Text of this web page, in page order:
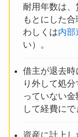
耐用年数は
もとにした
わしくは内部
い）。
借主が退去
り外して処
っていない
して経費にで
資産に計上